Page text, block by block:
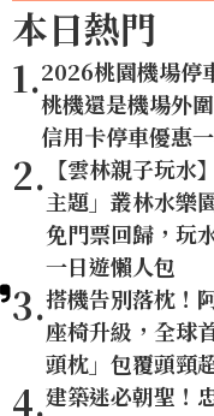
本日熱門
1.2026桃園機場停
桃機還是機場外
信用卡停車優惠
2. 【雲林親子玩水
主題」叢林水樂
免門票回歸，玩
一日遊懶人包
3.搭機告別落枕！
座椅升級，全球
頭枕」包覆頭頸
4.建築迷必朝聖！